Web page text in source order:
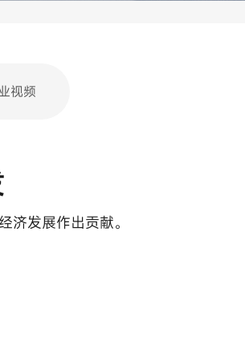
视频
济发展作出贡献。